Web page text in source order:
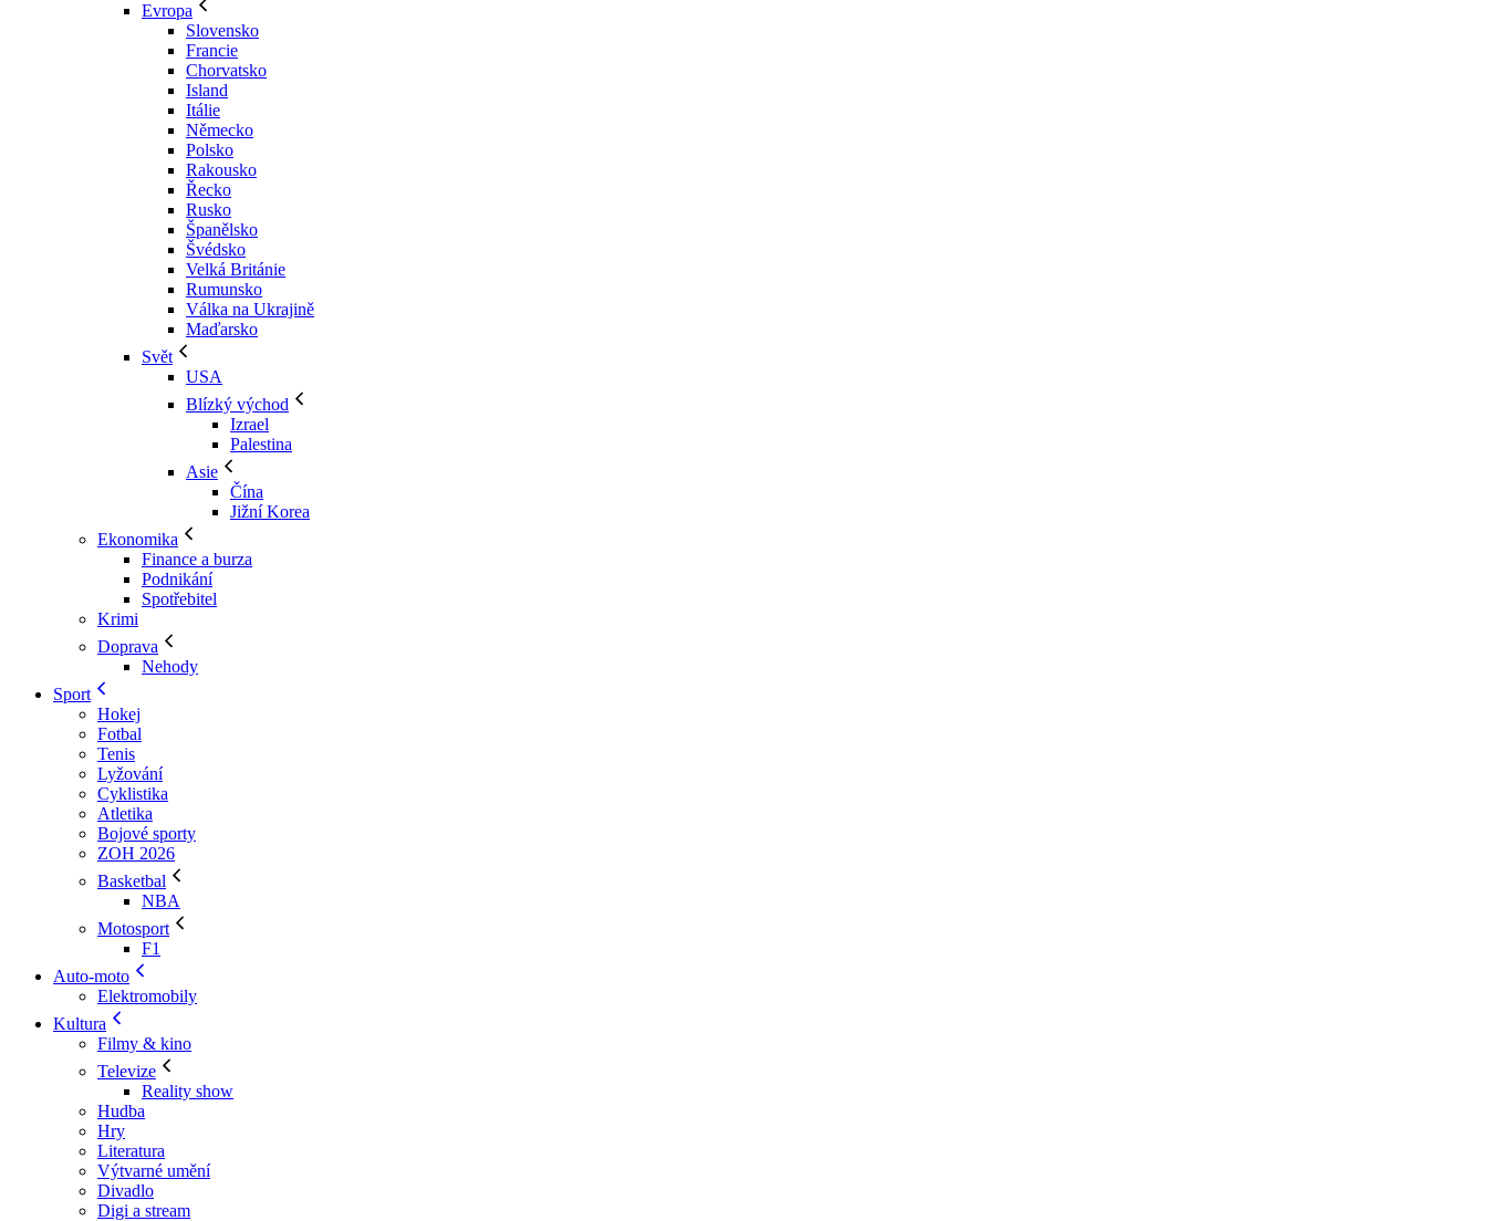
Evropa
Slovensko
Francie
Chorvatsko
Island
Itálie
Německo
Polsko
Rakousko
Řecko
Rusko
Španělsko
Švédsko
Velká Británie
Rumunsko
Válka na Ukrajině
Maďarsko
Svět
USA
Blízký východ
Izrael
Palestina
Asie
Čína
Jižní Korea
Ekonomika
Finance a burza
Podnikání
Spotřebitel
Krimi
Doprava
Nehody
Sport
Hokej
Fotbal
Tenis
Lyžování
Cyklistika
Atletika
Bojové sporty
ZOH 2026
Basketbal
NBA
Motosport
F1
Auto-moto
Elektromobily
Kultura
Filmy & kino
Televize
Reality show
Hudba
Hry
Literatura
Výtvarné umění
Divadlo
Digi a stream